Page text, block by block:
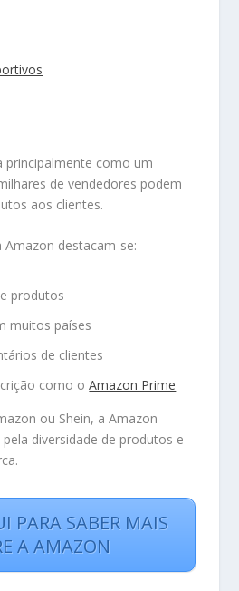
principalmente como um
de vendedores podem
aos clientes.
Amazon destacam-se:
produtos
muitos países
de clientes
como oAmazon Prime
ou Shein, a Amazon
diversidade de produtos e
PARA SABER MAIS
A AMAZON